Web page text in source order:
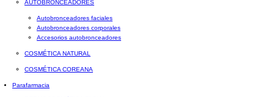
AUTOBRONCEADORES
Autobronceadores faciales
Autobronceadores corporales
Accesorios autobronceadores
COSMÉTICA NATURAL
COSMÉTICA COREANA
Parafarmacia